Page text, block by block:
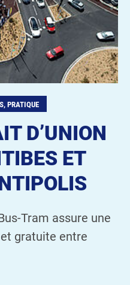
PRATIQUE
D’UNION
ET
Tram assure une
gratuite entre